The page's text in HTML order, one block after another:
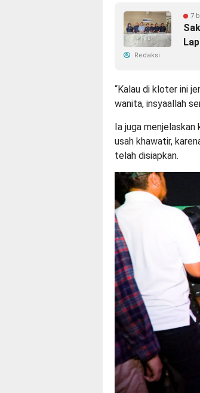
7
Redaksi
“Kalau di kloter ini
wanita, insyaallah
Ia juga
usah khawatir,
telah disiapkan.